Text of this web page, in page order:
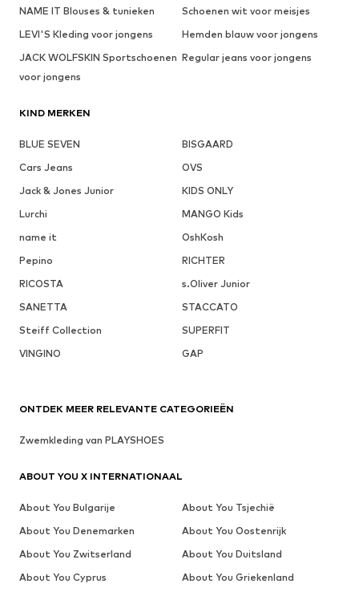
NAME IT Blouses & tunieken
Schoenen wit voor meisjes
LEVI'S Kleding voor jongens
Hemden blauw voor jongens
JACK WOLFSKIN Sportschoenen
voor jongens
Regular jeans voor jongens
KIND MERKEN
BLUE SEVEN
BISGAARD
Cars Jeans
OVS
Jack & Jones Junior
KIDS ONLY
Lurchi
MANGO Kids
name it
OshKosh
Pepino
RICHTER
RICOSTA
s.Oliver Junior
SANETTA
STACCATO
Steiff Collection
SUPERFIT
VINGINO
GAP
ONTDEK MEER RELEVANTE CATEGORIEËN
Zwemkleding van PLAYSHOES
ABOUT YOU X INTERNATIONAAL
About You Bulgarije
About You Tsjechië
About You Denemarken
About You Oostenrijk
About You Zwitserland
About You Duitsland
About You Cyprus
About You Griekenland